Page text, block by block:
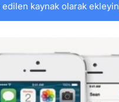
edilen kaynak olarak ekleyin